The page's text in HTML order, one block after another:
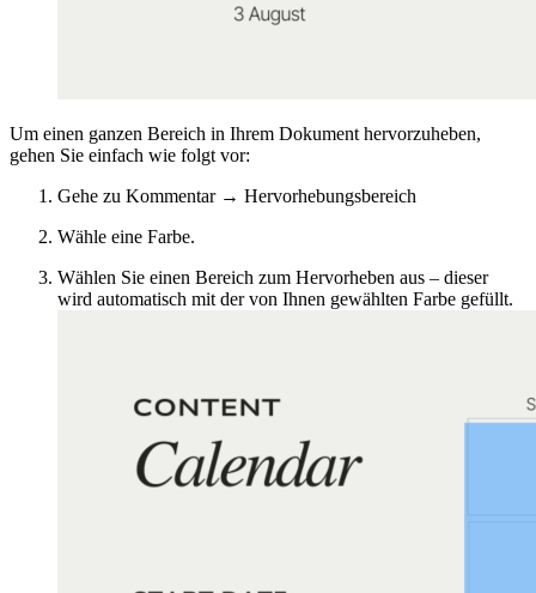
Um einen ganzen Bereich in Ihrem Dokument hervorzuheben,
gehen Sie einfach wie folgt vor:
Gehe zu Kommentar → Hervorhebungsbereich
Wähle eine Farbe.
Wählen Sie einen Bereich zum Hervorheben aus – dieser
wird automatisch mit der von Ihnen gewählten Farbe gefüllt.